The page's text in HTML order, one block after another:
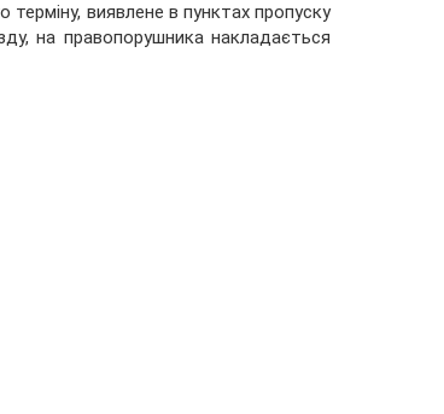
терміну, виявлене в пунктах пропуску
на правопорушника накладається